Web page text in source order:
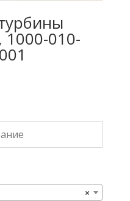
1000-010-
×